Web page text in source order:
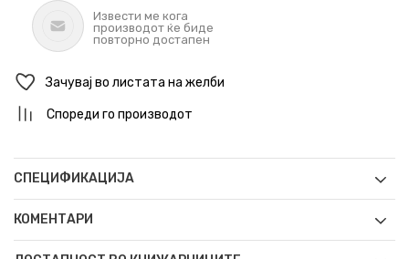
Извести ме кога
производот ќе биде
повторно достапен
Зачувај во листата на желби
Спореди го производот
СПЕЦИФИКАЦИЈА
КОМЕНТАРИ